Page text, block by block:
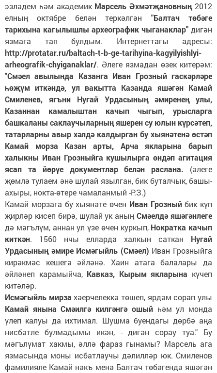
эзләдем һәм академик Марсель Әхмәтҗановның2012
елның октябре белән теркәлгән "Балтач төбәге
тарихына кагылышлы археографик чыганаклар" дигән
язмага тап булдым. Интернеттагы адресы:
http://protatar.ru/baltach-t-b-ge-tarihyina-kagyilyishlyi-
arheografik-chyiganaklar/. Әлеге язмадан өзек китерәм:
"Смәел авылында Казанга Иван Грозный гаскәрләре
һөҗүм иткәндә, ул вакытта Казанда яшәгән Камай
Смиленев, ягъни Нугай Урдасының әмиренең улы,
Казаннан камалыштан качып чыгып, урысларга
башкаланы саклаучыларның яшерен су юлын күрсәтеп,
татарларны авыр хәлдә калдырган бу хыянәтенә өстәп
Камай морза Казан арты, Арча якларына барып
халыкны Иван Грозныйга кушылырга өндәп агитация
ясап та йөрүе документлар белән раслана. (әлеге
җөмлә тулаем әнә шулай язылган, бик буталчык, башы-
ахыры, нокта-өтере чамаланмый -Р.З.)
Камай морзага бу хыянәте өчен Иван Грозныйбик күп
җирләр кисеп бирә, шулай ук аныңСмәелдә яшәгәнлеге
дә мәгълүм, аннан ул үзе өчен куркып, Нократка качып
киткән. 1560 нчы елларда халкын саткан Нугай
Урдасының әмире Исмәгыйль (Смәел) Иван Грозныйга
кирәкмәс кешегә әйләнә. Хаин атага балалары да
әйләнеп карамыйча, Кавказ, Кырым якларына күчеп
китәләр.
Исмәгыйль мирза хәерчелеккә төшеп, ярдәм сорап улы
Камай янына Смәилгә килгәнгә ошыйһәм ул монда
үлеп калуы да ихтимал. Шушма буендагы дөрбә аңа
нисбәтле булмадымы икән, - дигән сорау туа." Бу
мәгълүмат хакмы, әллә фараз гынамы? Марсель ага
язмасында моны исбатлаучы дәлилләр юк. Смиленов
фамилияле Камай нәкъ менә Балтач төбәгендә яшәгән